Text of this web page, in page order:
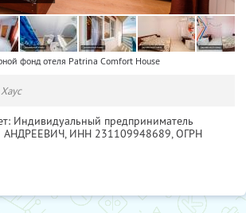
фонд отеля Patrina Comfort House
Индивидуальный предприниматель
ИНН 231109948689, ОГРН